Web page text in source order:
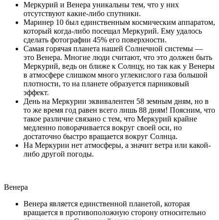
Меркурий и Венера уникальны тем, что у них
отсутствуют какие-либо спутники.
Маринер 10 был единственным космическим аппаратом,
который когда-либо посещал Меркурий. Ему удалось
сделать фотографии 45% его поверхности.
Самая горячая планета нашей Солнечной системы —
это Венера. Многие люди считают, что это должен быть
Меркурий, ведь он ближе к Солнцу, но так как у Венеры
в атмосфере слишком много углекислого газа большой
плотности, то на планете образуется парниковый
эффект.
День на Меркурии эквивалентен 58 земным дням, но в
то же время год равен всего лишь 88 дням! Поясним, что
такое различие связано с тем, что Меркурий крайне
медленно поворачивается вокруг своей оси, но
достаточно быстро вращается вокруг Солнца.
На Меркурии нет атмосферы, а значит ветра или какой-
либо другой погоды.
Венера
Венера является единственной планетой, которая
вращается в противоположную сторону относительно